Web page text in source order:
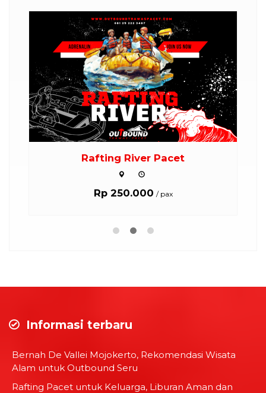
Rafting River Pacet
Rp 250.000 / pax
Informasi terbaru
Bernah De Vallei Mojokerto, Rekomendasi Wisata
Alam untuk Outbound Seru
Rafting Pacet untuk Keluarga, Liburan Aman dan